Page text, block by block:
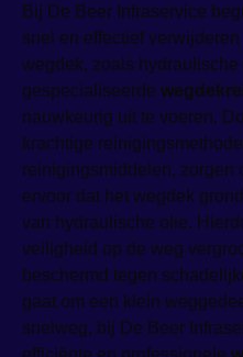
Bij De Beer Infraservice
snel en effectief
wegdek, zoals
gespecialiseerde
nauwkeurig uit te voeren.
krachtige
reinigingsmiddelen, zorgen
ervoor dat het wegdek
van hydraulische olie.
veiligheid op de weg
beschermd tegen
gaat om een klein
snelweg, bij De Beer